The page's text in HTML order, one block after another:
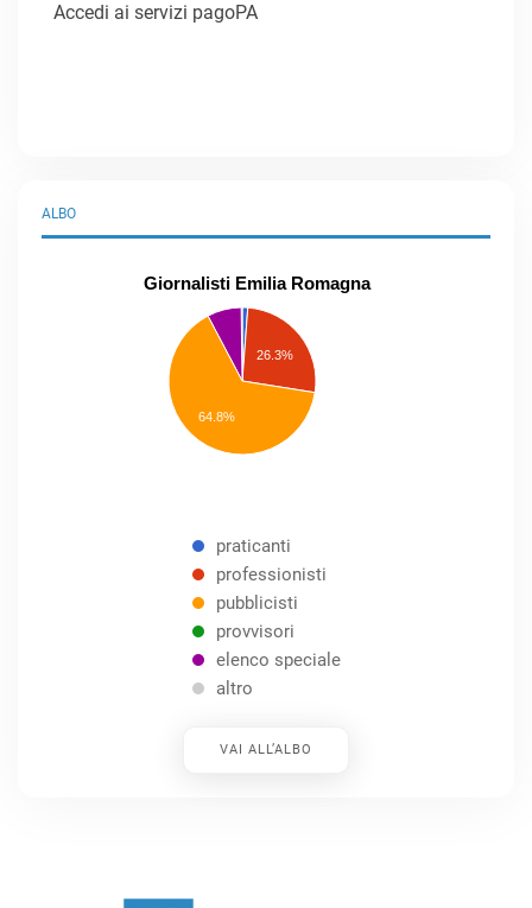
Accedi ai servizi pagoPA
ALBO
Giornalisti Emilia Romagna
26.3%
64.8%
praticanti
professionisti
pubblicisti
provvisori
elenco speciale
altro
VAI ALL’ALBO